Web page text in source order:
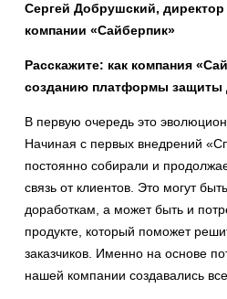
Сергей Добрушский,
компании «Сайберпик»
Расскажите: как компания
созданию платформы защиты
В первую очередь это
Начиная с первых внедрений
постоянно собирали и
связь от клиентов. Это могут
доработкам, а может быть и
продукте, который поможет
заказчиков. Именно на основе
нашей компании создавались